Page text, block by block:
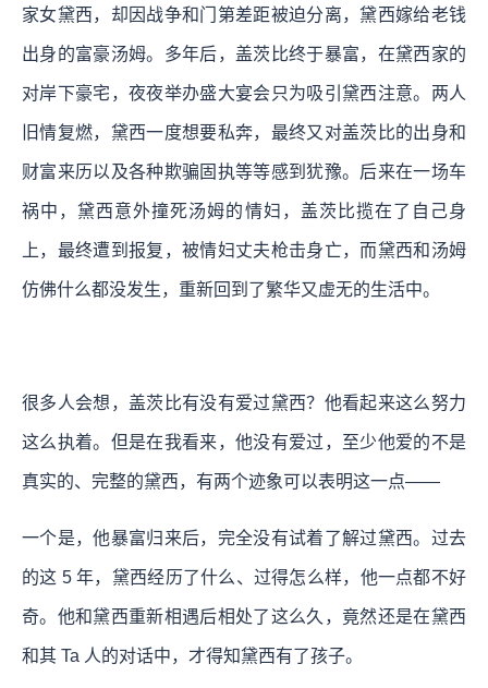
家女黛西，却因战争和门第差距被迫分离，黛西嫁给老钱
出身的富豪汤姆。多年后，盖茨比终于暴富，在黛西家的
对岸下豪宅，夜夜举办盛大宴会只为吸引黛西注意。两人
旧情复燃，黛西一度想要私奔，最终又对盖茨比的出身和
财富来历以及各种欺骗固执等等感到犹豫。后来在一场车
祸中，黛西意外撞死汤姆的情妇，盖茨比揽在了自己身
上，最终遭到报复，被情妇丈夫枪击身亡，而黛西和汤姆
仿佛什么都没发生，重新回到了繁华又虚无的生活中。
很多人会想，盖茨比有没有爱过黛西？他看起来这么努力
这么执着。但是在我看来，他没有爱过，至少他爱的不是
真实的、完整的黛西，有两个迹象可以表明这一点——
一个是，他暴富归来后，完全没有试着了解过黛西。过去
的这 5 年，黛西经历了什么、过得怎么样，他一点都不好
奇。他和黛西重新相遇后相处了这么久，竟然还是在黛西
和其 Ta 人的对话中，才得知黛西有了孩子。